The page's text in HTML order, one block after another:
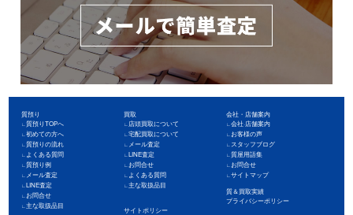
質預り
質預りTOPへ
初めての方へ
質預りの流れ
よくある質問
質預り例
メール査定
LINE査定
お問合せ
主な取扱品目
買取
店頭買取について
宅配買取について
メール査定
LINE査定
お問合せ
よくある質問
主な取扱品目
会社・店舗案内
会社·店舗案内
お客様の声
スタッフブログ
質屋用語集
お問合せ
サイトマップ
質＆買取実績
プライバシーポリシー
サイトポリシー